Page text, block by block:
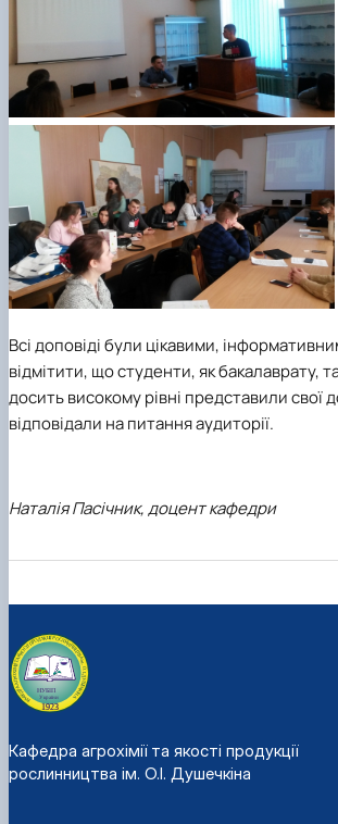
Всі доповіді були цікавими,
відмітити, що студенти, як бакалаврату,
досить високому рівні представили свої
відповідали на питання аудиторії.
Наталія Пасічник, доцент кафедри
Кафедра агрохімії та якості продукції
рослинництва ім. О.І. Душечкіна